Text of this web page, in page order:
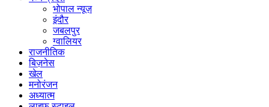
भोपाल न्यूज़
इंदौर
जबलपुर
ग्वालियर
राजनीतिक
बिज़नेस
खेल
मनोरंजन
अध्यात्म